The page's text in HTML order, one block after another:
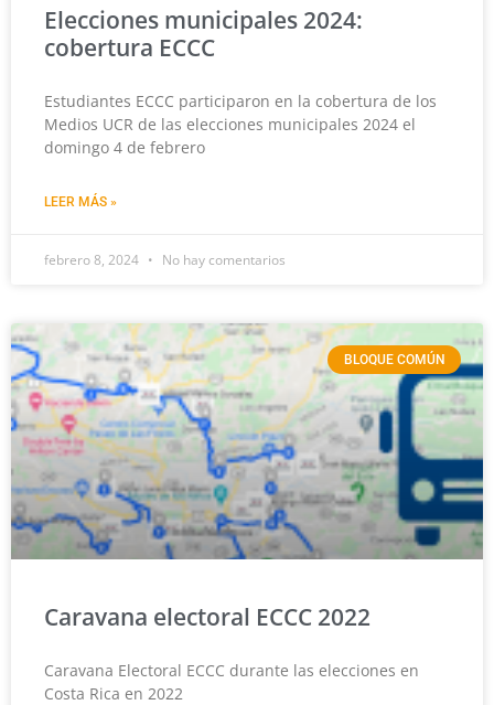
Elecciones municipales 2024:
cobertura ECCC
Estudiantes ECCC participaron en la cobertura de los
Medios UCR de las elecciones municipales 2024 el
domingo 4 de febrero
LEER MÁS »
febrero 8, 2024 No hay comentarios
BLOQUE COMÚN
Caravana electoral ECCC 2022
Caravana Electoral ECCC durante las elecciones en
Costa Rica en 2022